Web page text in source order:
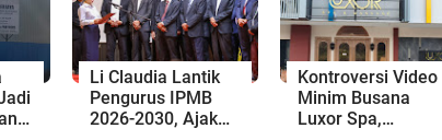
Li Claudia Lantik
Pengurus IPMB
2026-2030, Ajak
Kontroversi Video
Minim Busana
Luxor Spa,